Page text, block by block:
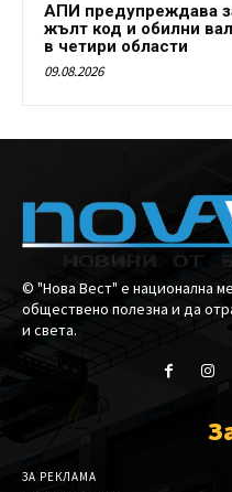
АПИ предупреждава
жълт код и обилни
в четири области
09.08.2026
© "Нова Вест" е национална
обществено полезна и да
и света.
ЗА РЕКЛАМА